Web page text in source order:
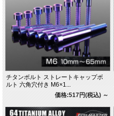
チタンボルト ストレートキャップボ
ルト 六角穴付き M6×1...
価格:517円(税込)～